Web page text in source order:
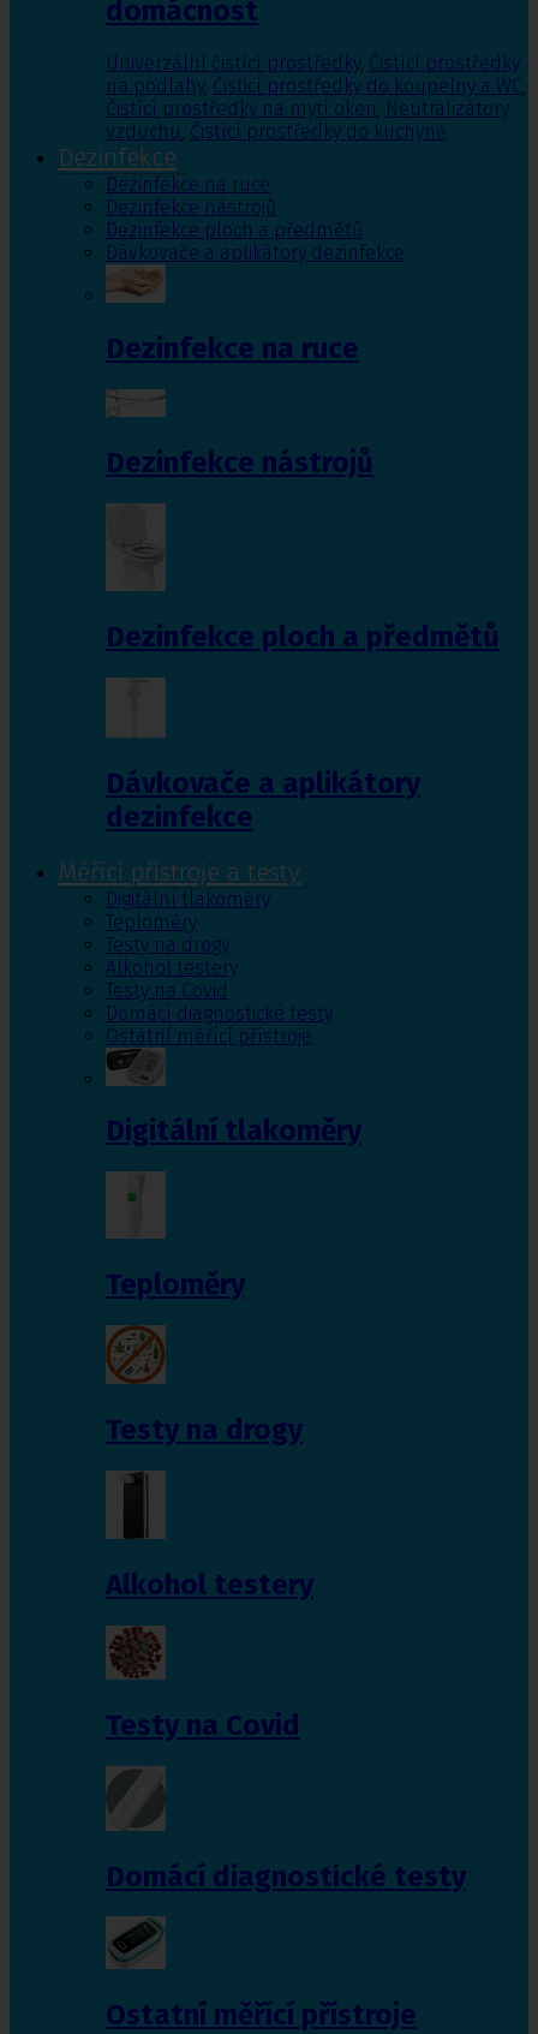
domácnost
Univerzální čistící prostředky, Čistící prostředky
na podlahy, Čisticí prostředky do koupelny a WC,
Čistící prostředky na mytí oken, Neutralizátory
vzduchu, Čistící prostředky do kuchyně
Dezinfekce
Dezinfekce na ruce
Dezinfekce nástrojů
Dezinfekce ploch a předmětů
Dávkovače a aplikátory dezinfekce
Dezinfekce na ruce
Dezinfekce nástrojů
Dezinfekce ploch a předmětů
Dávkovače a aplikátory
dezinfekce
Měřící přístroje a testy
Digitální tlakoměry
Teploměry
Testy na drogy
Alkohol testery
Testy na Covid
Domácí diagnostické testy
Ostatní měřící přístroje
Digitální tlakoměry
Teploměry
Testy na drogy
Alkohol testery
Testy na Covid
Domácí diagnostické testy
Ostatní měřící přístroje